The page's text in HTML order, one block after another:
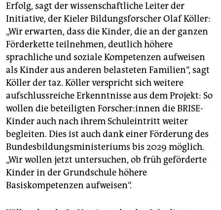
Erfolg, sagt der wissenschaftliche Leiter der
Initiative, der Kieler Bildungsforscher Olaf Köller:
„Wir erwarten, dass die Kinder, die an der ganzen
Förderkette teilnehmen, deutlich höhere
sprachliche und soziale Kompetenzen aufweisen
als Kinder aus anderen belasteten Familien“, sagt
Köller der taz. Köller verspricht sich weitere
aufschlussreiche Erkenntnisse aus dem Projekt: So
wollen die beteiligten For­sche­r:in­nen die BRISE-
Kinder auch nach ihrem Schuleintritt weiter
begleiten. Dies ist auch dank einer Förderung des
Bundesbildungsministeriums bis 2029 möglich.
„Wir wollen jetzt untersuchen, ob früh geförderte
Kinder in der Grundschule höhere
Basiskompetenzen aufweisen“.